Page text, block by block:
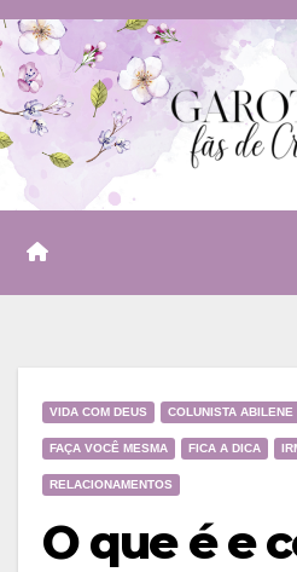
Skip
to
content
VIDA COM DEUS COLUNISTA ABILENE
FAÇA VOCÊ MESMA FICA A DICA
RELACIONAMENTOS
O que é e